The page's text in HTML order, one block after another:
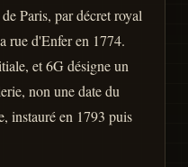
Paris, par décret royal
rue d'Enfer en 1774.
et 6G désigne un
non une date du
instauré en 1793 puis